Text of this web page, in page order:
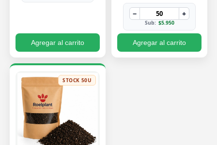
Agregar al carrito
− +
Sub: $5.950
Agregar al carrito
STOCK 50U